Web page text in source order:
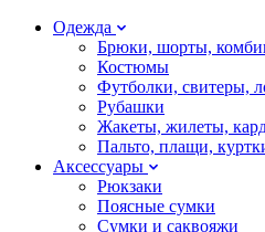
Одежда
Брюки, шорты,
Костюмы
Футболки, свитеры,
Рубашки
Жакеты, жилеты,
Пальто, плащи,
Аксессуары
Рюкзаки
Поясные сумки
Сумки и саквояжи